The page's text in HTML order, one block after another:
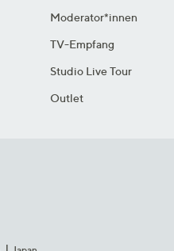
Moderator*innen
TV-Empfang
Studio Live Tour
Outlet